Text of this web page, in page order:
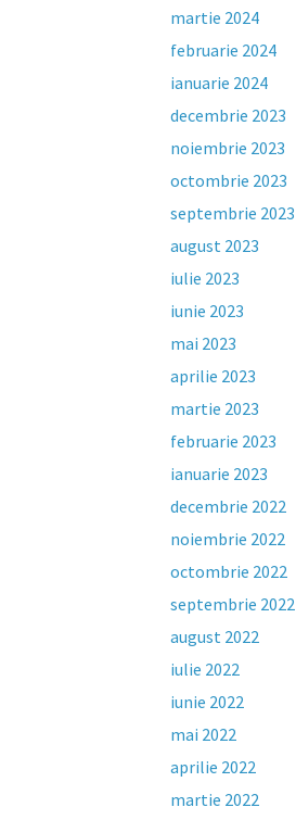
martie 2024
februarie 2024
ianuarie 2024
decembrie 2023
noiembrie 2023
octombrie 2023
septembrie 2023
august 2023
iulie 2023
iunie 2023
mai 2023
aprilie 2023
martie 2023
februarie 2023
ianuarie 2023
decembrie 2022
noiembrie 2022
octombrie 2022
septembrie 2022
august 2022
iulie 2022
iunie 2022
mai 2022
aprilie 2022
martie 2022